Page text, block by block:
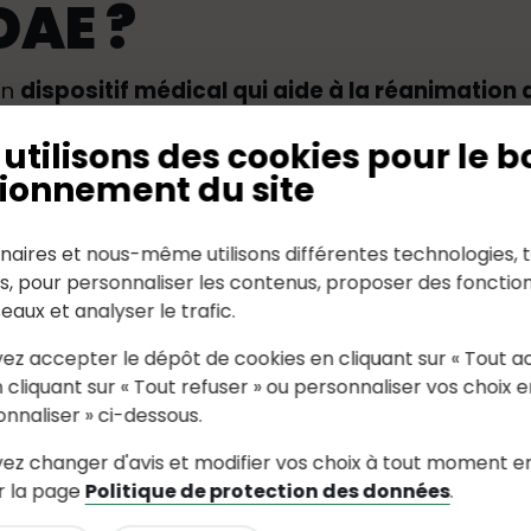
des cookies pour le
du site
et nous-même utilisons différentes technologies,
pour personnaliser les contenus, proposer des
et analyser le trafic.
accepter le dépôt de cookies en cliquant sur « Tout
sur « Tout refuser » ou personnaliser vos choix
» ci-dessous.
changer d'avis et modifier vos choix à tout moment
la page Politique de protection des données.
?
dispositif médical qui aide à la réanimation
à augmenter significativement les chances
sur
la cartographie des défibrillateurs de la